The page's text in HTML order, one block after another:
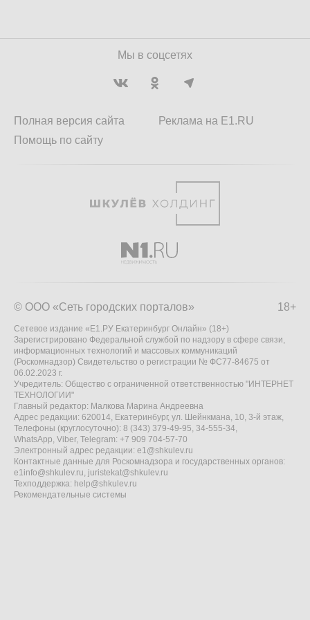
Мы в соцсетях
Полная версия сайта
Помощь по сайту
Реклама на E1.RU
18+
© ООО «Сеть городских порталов»
Сетевое издание «Е1.РУ Екатеринбург Онлайн» (18+)
Зарегистрировано Федеральной службой по надзору в сфере связи,
информационных технологий и массовых коммуникаций
(Роскомнадзор) Свидетельство о регистрации № ФС77-84675 от
06.02.2023 г.
Учредитель: Общество с ограниченной ответственностью "ИНТЕРНЕТ
ТЕХНОЛОГИИ"
Главный редактор: Малкова Марина Андреевна
Адрес редакции: 620014, Екатеринбург, ул. Шейнкмана, 10, 3-й этаж,
Телефоны (круглосуточно): 8 (343) 379-49-95, 34-555-34,
WhatsApp, Viber, Telegram: +7 909 704-57-70
Электронный адрес редакции: e1@shkulev.ru
Контактные данные для Роскомнадзора и государственных органов:
e1info@shkulev.ru, juristekat@shkulev.ru
Техподдержка: help@shkulev.ru
Рекомендательные системы